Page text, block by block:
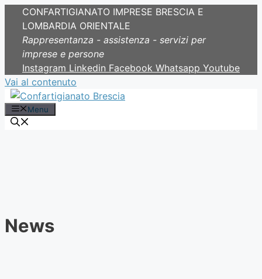
CONFARTIGIANATO IMPRESE BRESCIA E
LOMBARDIA ORIENTALE
Rappresentanza - assistenza - servizi per
imprese e persone
Instagram Linkedin Facebook Whatsapp Youtube
Vai al contenuto
Menu
News